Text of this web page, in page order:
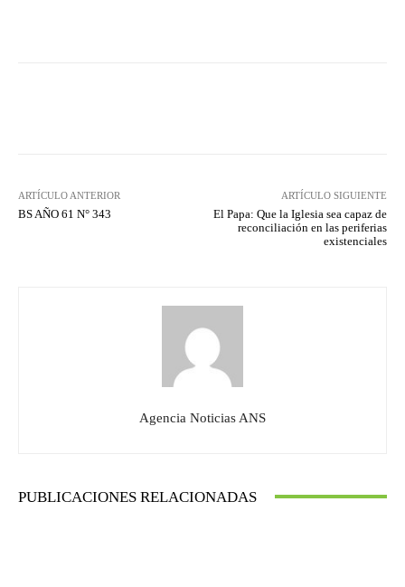
ARTÍCULO ANTERIOR
BS AÑO 61 N° 343
ARTÍCULO SIGUIENTE
El Papa: Que la Iglesia sea capaz de
reconciliación en las periferias
existenciales
Agencia Noticias ANS
PUBLICACIONES RELACIONADAS